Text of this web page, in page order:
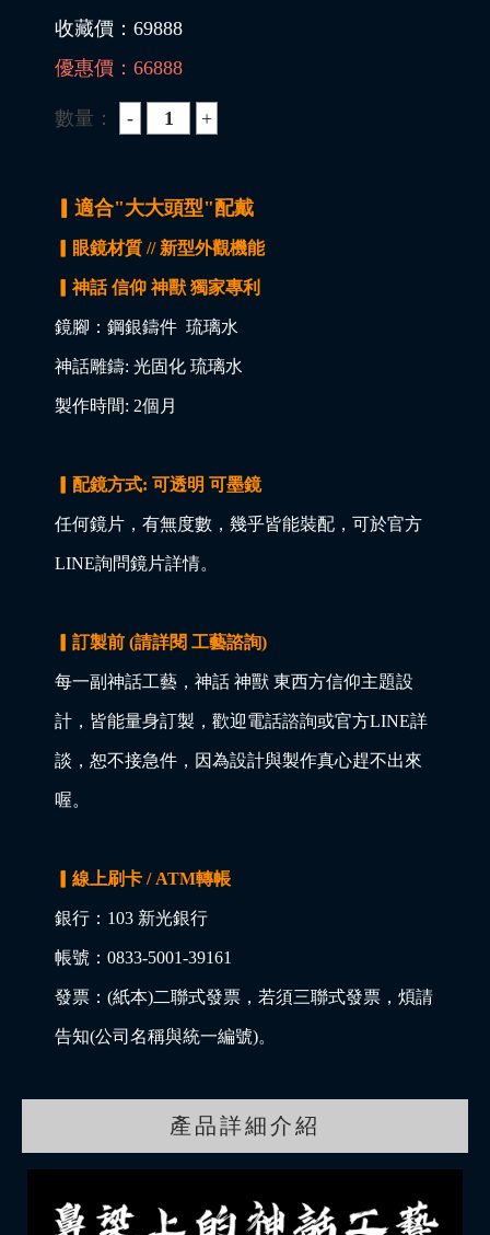
收藏價： 69888
優惠價： 66888
數量：
▎適合"大大頭型"配戴
▎眼鏡材質 // 新型外觀機能
▎神話 信仰 神獸 獨家專利
鏡腳：鋼銀鑄件 琉璃水
神話雕鑄: 光固化 琉璃水
製作時間: 2個月
▎配鏡方式: 可透明 可墨鏡
任何鏡片，有無度數，幾乎皆能裝配，可於官方
LINE詢問鏡片詳情。
▎訂製前 (請詳閱 工藝諮詢)
每一副神話工藝，神話 神獸 東西方信仰主題設
計，皆能量身訂製，歡迎電話諮詢或官方LINE詳
談，恕不接急件，因為設計與製作真心趕不出來
喔。
▎線上刷卡 / ATM轉帳
銀行：103 新光銀行
帳號：0833-5001-39161
發票：(紙本)二聯式發票，若須三聯式發票，煩請
告知(公司名稱與統一編號)。
產品詳細介紹